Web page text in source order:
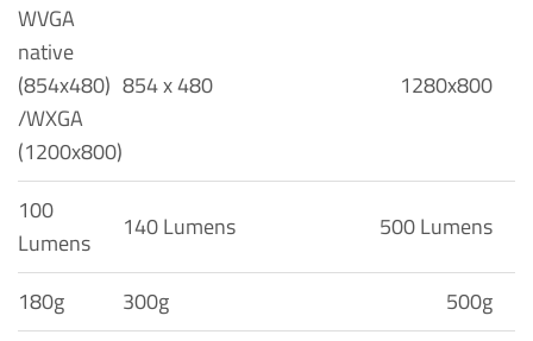
WVGA
native
(854x480)
/WXGA
(1200x800)
854 x 480 1280x800
100
Lumens
140 Lumens 500 Lumens
180g 300g
500g